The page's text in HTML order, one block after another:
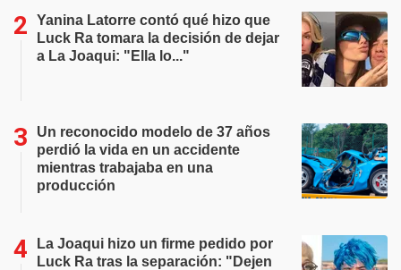
Yanina Latorre contó qué hizo que
Luck Ra tomara la decisión de dejar
a La Joaqui: "Ella lo..."
Un reconocido modelo de 37 años
perdió la vida en un accidente
mientras trabajaba en una
producción
La Joaqui hizo un firme pedido por
Luck Ra tras la separación: "Dejen